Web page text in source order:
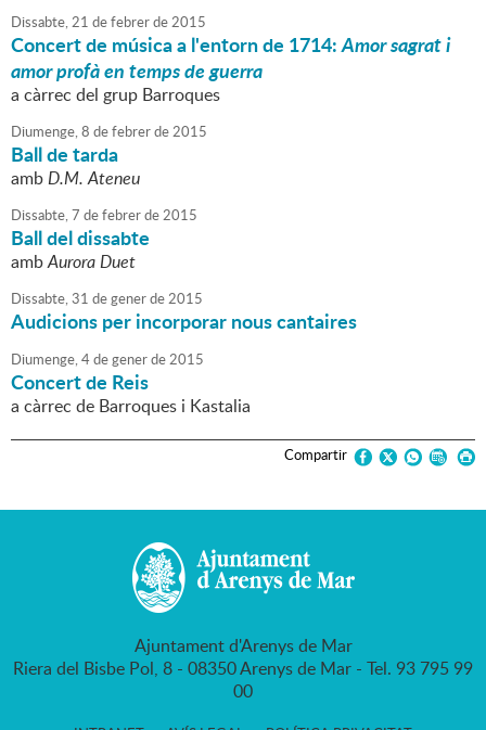
Dissabte,21 defebrerde2015
Concert de música a l'entorn de 1714:Amor sagrat i
amor profà en temps de guerra
a càrrec del grup Barroques
Diumenge,8 defebrerde2015
Ball de tarda
ambD.M. Ateneu
Dissabte,7 defebrerde2015
Ball del dissabte
ambAurora Duet
Dissabte,31 degenerde2015
Audicions per incorporar nous cantaires
Diumenge,4degenerde2015
Concert de Reis
a càrrec de Barroques i Kastalia
Compartir
Ajuntament d'Arenys de Mar
Riera del Bisbe Pol, 8 - 08350 Arenys de Mar - Tel. 93 795 99
00